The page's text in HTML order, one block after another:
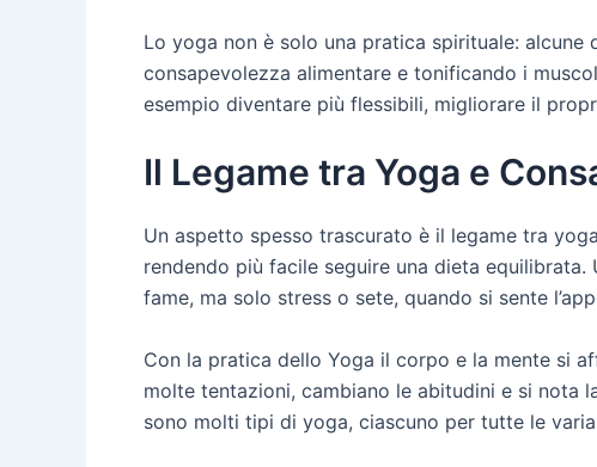
Lo yoga non è solo una pratica spirituale:
consapevolezza alimentare e tonificando i
esempio diventare più flessibili, migliorare il
Il Legame tra Yoga e
Un aspetto spesso trascurato è il legame tra
rendendo più facile seguire una dieta
fame, ma solo stress o sete, quando si sente
Con la pratica dello Yoga il corpo e la mente si
molte tentazioni, cambiano le abitudini e si nota
sono molti tipi di yoga, ciascuno per tutte le